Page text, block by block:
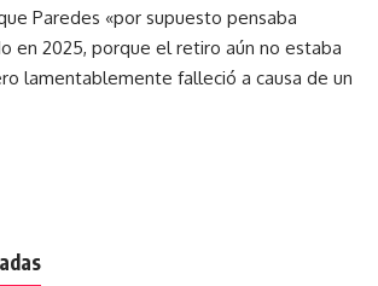
Paredes «por supuesto pensaba
en 2025, porque el retiro aún no estaba
lamentablemente falleció a causa de un